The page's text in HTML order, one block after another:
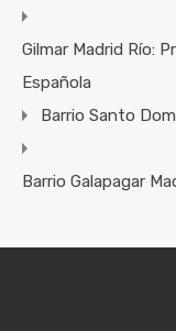
Gilmar Madrid Río:
Española
Barrio Santo
Barrio Galapagar